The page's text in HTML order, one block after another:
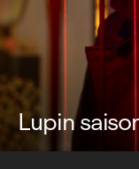
Lupin